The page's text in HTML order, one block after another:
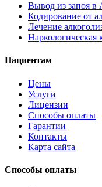
Вывод из запоя в
Кодирование от
Лечение
Пациентам
Цены
Услуги
Лицензии
Способы оплаты
Гарантии
Контакты
Карта сайта
Способы оплаты